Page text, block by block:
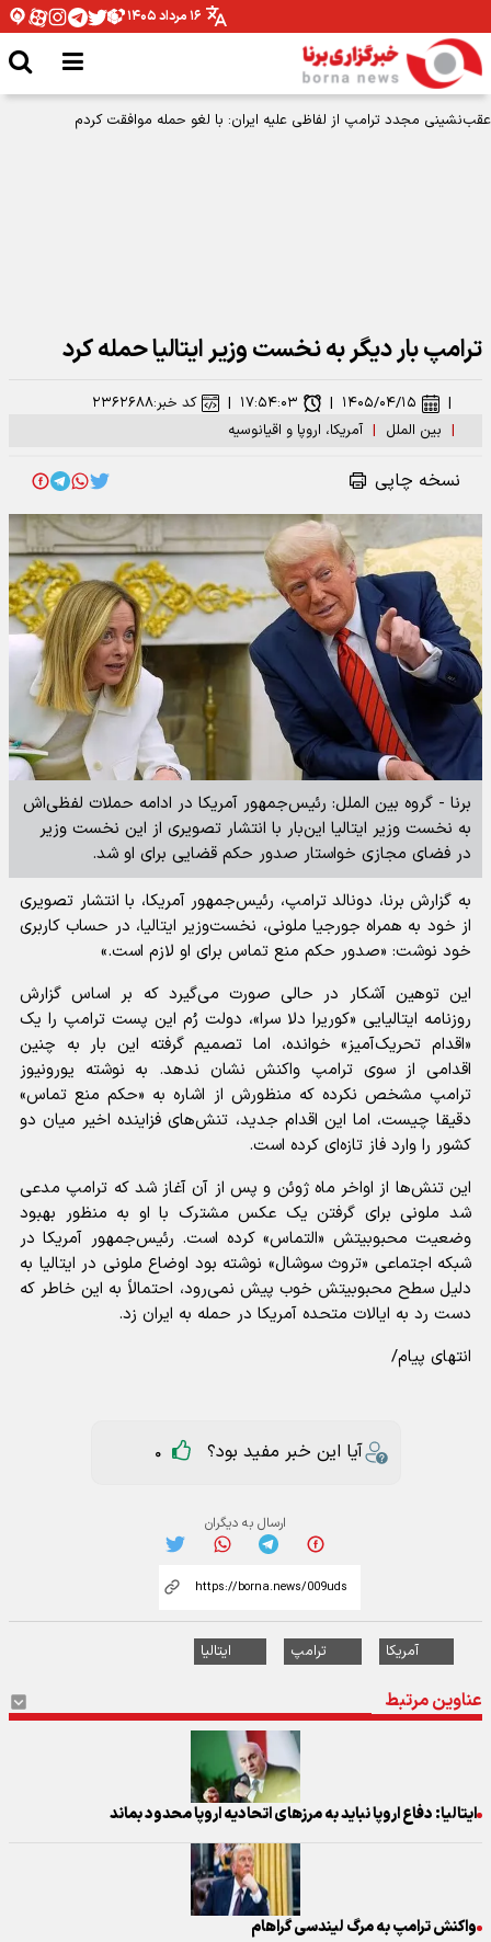
۱۶ مرداد ۱۴۰۵
عقب‌نشینی مجدد ترامپ از لفاظی علیه ایران: با لغو حمله موافقت کردم
ترامپ بار دیگر به نخست وزیر ایتالیا حمله کرد
| بین الملل | آمریکا، اروپا و اقیانوسیه
| ۱۴۰۵/۰۴/۱۵ | ۱۷:۵۴:۰۳ | کد خبر:۲۳۶۲۶۸۸
نسخه چاپی
برنا - گروه بین الملل: رئیس‌جمهور آمریکا در ادامه حملات لفظی‌اش
به نخست وزیر ایتالیا این‌بار با انتشار تصویری از این نخست وزیر
در فضای مجازی خواستار صدور حکم قضایی برای او شد.
به گزارش برنا، دونالد ترامپ، رئیس‌جمهور آمریکا، با انتشار تصویری
از خود به همراه جورجیا ملونی، نخست‌وزیر ایتالیا، در حساب کاربری
خود نوشت: «صدور حکم منع تماس برای او لازم است.»
این توهین آشکار در حالی صورت می‌گیرد که بر اساس گزارش
روزنامه ایتالیایی «کوریرا دلا سرا»، دولت رُم این پست ترامپ را یک
«اقدام تحریک‌آمیز» خوانده، اما تصمیم گرفته این بار به چنین
اقدامی از سوی ترامپ واکنش نشان ندهد. به نوشته یورونیوز
ترامپ مشخص نکرده که منظورش از اشاره به «حکم منع تماس»
دقیقا چیست، اما این اقدام جدید، تنش‌های فزاینده اخیر میان دو
کشور را وارد فاز تازه‌ای کرده است.
این تنش‌ها از اواخر ماه ژوئن و پس از آن آغاز شد که ترامپ مدعی
شد ملونی برای گرفتن یک عکس مشترک با او به منظور بهبود
وضعیت محبوبیتش «التماس» کرده است. رئیس‌جمهور آمریکا در
شبکه اجتماعی «تروث سوشال» نوشته بود اوضاع ملونی در ایتالیا به
دلیل سطح محبوبیتش خوب پیش نمی‌رود، احتمالاً به این خاطر که
دست رد به ایالات متحده آمریکا در حمله به ایران زد.
انتهای پیام/
آیا این خبر مفید بود؟ 0
ارسال به دیگران
آمریکا ترامپ ایتالیا
عناوین مرتبط
ایتالیا: دفاع اروپا نباید به مرزهای اتحادیه اروپا محدود بماند
واکنش ترامپ به مرگ لیندسی گراهام